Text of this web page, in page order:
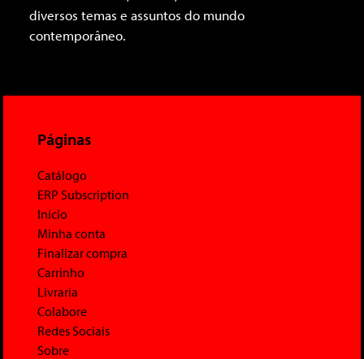
diversos temas e assuntos do mundo
contemporâneo.
Páginas
Catálogo
ERP Subscription
Início
Minha conta
Finalizar compra
Carrinho
Livraria
Colabore
Redes Sociais
Sobre